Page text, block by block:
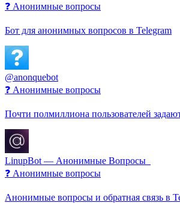
❓ Анонимные вопросы
Бот для анонимных вопросов в Telegram
@anonquebot
❓ Анонимные вопросы
Почти полмиллиона пользователей
LinupBot — Анонимные Вопросы ️‍ ️
❓ Анонимные вопросы
Анонимные вопросы и обратная связь в